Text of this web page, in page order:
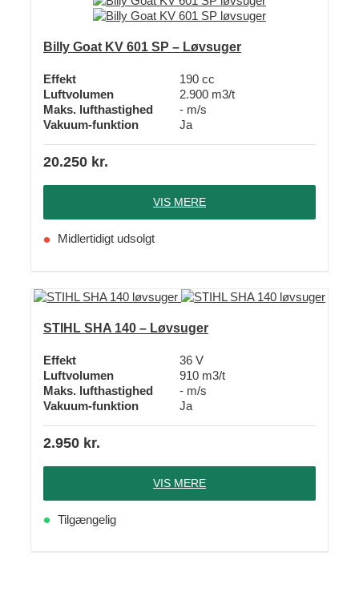
Billy Goat KV 601 SP – Løvsuger
Effekt
190 cc
Luftvolumen
2.900 m3/t
Maks. lufthastighed
- m/s
Vakuum-funktion
Ja
20.250 kr.
VIS MERE
Midlertidigt udsolgt
STIHL SHA 140 – Løvsuger
Effekt
36 V
Luftvolumen
910 m3/t
Maks. lufthastighed
- m/s
Vakuum-funktion
Ja
2.950 kr.
VIS MERE
Tilgængelig